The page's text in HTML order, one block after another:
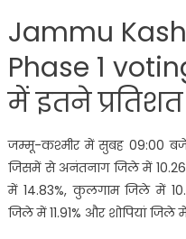
Jammu
Phase 1
में इतने
जम्मू-कश्मीर में सुबह 09:00 बजे
जिसमें से अनंतनाग जिले में
में 14.83%, कुलगाम जिले में
जिले में 11.91% और शोपियां जिले